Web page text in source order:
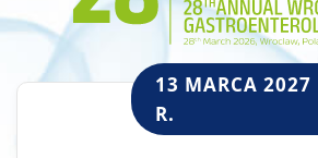
13 MARCA 2027
R.